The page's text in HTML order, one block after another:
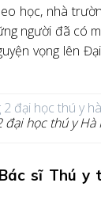
học, nhà
người đã có
vọng lên
đại học thú y Hà
sĩ Thú